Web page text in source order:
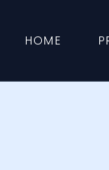
HOME